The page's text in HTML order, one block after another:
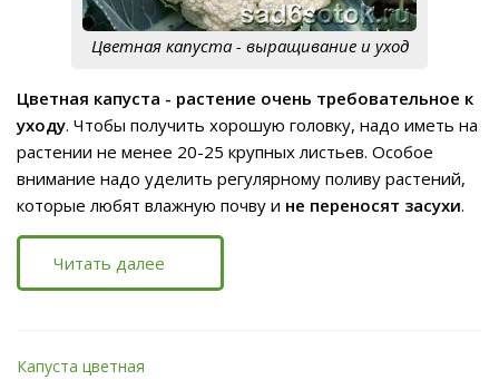
Цветная капуста - выращивание и уход
Цветная капуста - растение очень требовательное к
уходу. Чтобы получить хорошую головку, надо иметь на
растении не менее 20-25 крупных листьев. Особое
внимание надо уделить регулярному поливу растений,
которые любят влажную почву и не переносят засухи.
Читать далее
Капуста цветная